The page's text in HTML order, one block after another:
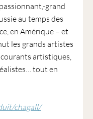
grand
au temps des
en Amérique – et
les grands artistes
artistiques,
tout en
chagall/